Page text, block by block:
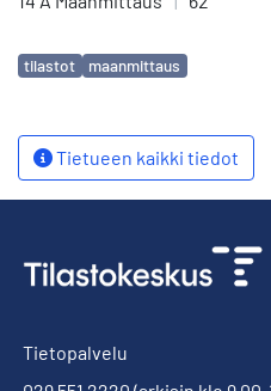
Avainsanat
tilastot maanmittaus
Tietueen kaikki tiedot
Tietopalvelu